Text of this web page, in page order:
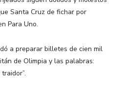
Santa Cruz de fichar por
Para Uno.
a preparar billetes de cien mil
de Olimpia y las palabras: